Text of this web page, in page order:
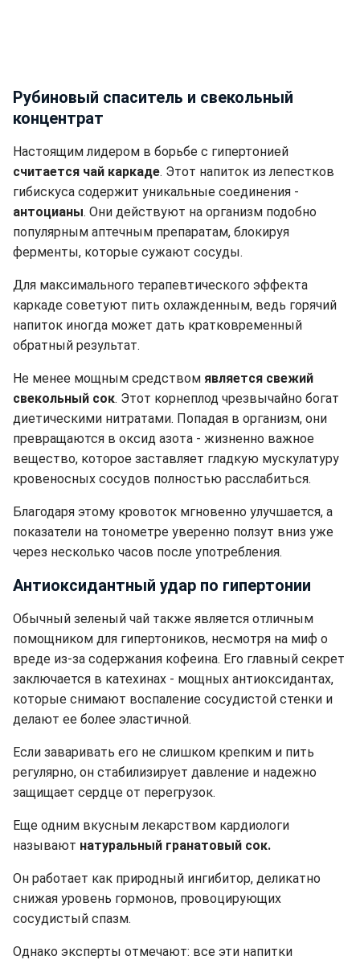
Рубиновый спаситель и свекольный
концентрат
Настоящим лидером в борьбе с гипертонией
считается чай каркаде. Этот напиток из лепестков
гибискуса содержит уникальные соединения -
антоцианы. Они действуют на организм подобно
популярным аптечным препаратам, блокируя
ферменты, которые сужают сосуды.
Для максимального терапевтического эффекта
каркаде советуют пить охлажденным, ведь горячий
напиток иногда может дать кратковременный
обратный результат.
Не менее мощным средством является свежий
свекольный сок. Этот корнеплод чрезвычайно богат
диетическими нитратами. Попадая в организм, они
превращаются в оксид азота - жизненно важное
вещество, которое заставляет гладкую мускулатуру
кровеносных сосудов полностью расслабиться.
Благодаря этому кровоток мгновенно улучшается, а
показатели на тонометре уверенно ползут вниз уже
через несколько часов после употребления.
Антиоксидантный удар по гипертонии
Обычный зеленый чай также является отличным
помощником для гипертоников, несмотря на миф о
вреде из-за содержания кофеина. Его главный секрет
заключается в катехинах - мощных антиоксидантах,
которые снимают воспаление сосудистой стенки и
делают ее более эластичной.
Если заваривать его не слишком крепким и пить
регулярно, он стабилизирует давление и надежно
защищает сердце от перегрузок.
Еще одним вкусным лекарством кардиологи
называют натуральный гранатовый сок.
Он работает как природный ингибитор, деликатно
снижая уровень гормонов, провоцирующих
сосудистый спазм.
Однако эксперты отмечают: все эти напитки